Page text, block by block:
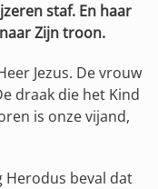
staf. En haar
Zijn troon.
Jezus. De vrouw
draak die het Kind
is onze vijand,
Herodus beval dat